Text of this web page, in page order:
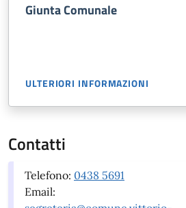
Giunta Comunale
ULTERIORI INFORMAZIONI
Contatti
Telefono: 0438 5691
Email: